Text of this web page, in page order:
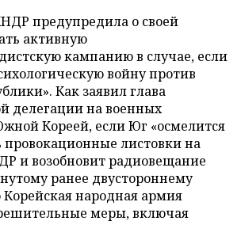
предупредила о своей
активную
кампанию в случае, если
войну против
Как заявил глава
делегации на военных
Кореей, если Юг «осмелится
провокационные листовки на
и возобновит радиовещание
ранее двустороннему
народная армия
меры, включая